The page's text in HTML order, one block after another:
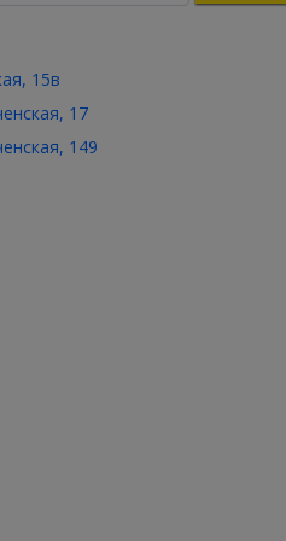
15в
17
149